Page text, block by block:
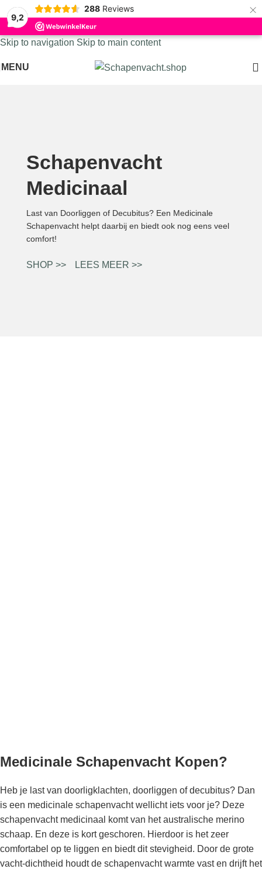
9,2
288 Reviews ×
Skip to navigation Skip to main content
MENU
Schapenvacht
Medicinaal
Last van Doorliggen of Decubitus? Een Medicinale
Schapenvacht helpt daarbij en biedt ook nog eens veel
comfort!
SHOP >> LEES MEER >>
Medicinale Schapenvacht Kopen?
Heb je last van doorligklachten, doorliggen of decubitus? Dan
is een medicinale schapenvacht wellicht iets voor je? Deze
schapenvacht medicinaal komt van het australische merino
schaap. En deze is kort geschoren. Hierdoor is het zeer
comfortabel op te liggen en biedt dit stevigheid. Door de grote
vacht-dichtheid houdt de schapenvacht warmte vast en drijft het